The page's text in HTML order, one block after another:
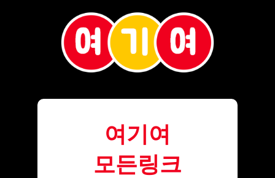
여기여
모든링크